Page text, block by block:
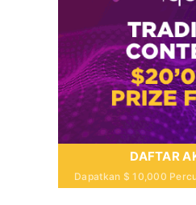
DAFTAR
Dapatkan $ 10,000